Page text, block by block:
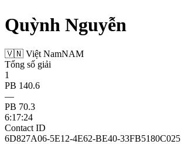
Quỳnh Nguyễn
🇻🇳 Việt NamNAM
Tổng số giải
1
PB 140.6
—
PB 70.3
6:17:24
Contact ID
6D827A06-5E12-4E62-BE40-33FB5180C025